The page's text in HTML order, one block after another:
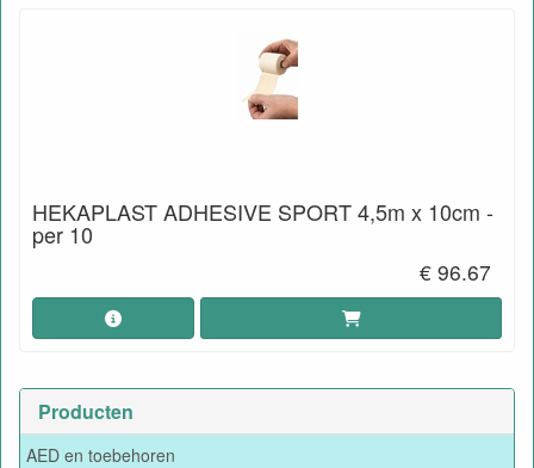
Producten
AED en toebehoren
HEKAPLAST ADHESIVE SPORT 4,5m x 10cm -
per 10
€ 96.67